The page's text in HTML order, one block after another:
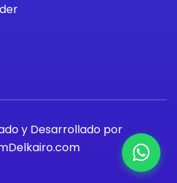
y Desarrollado por